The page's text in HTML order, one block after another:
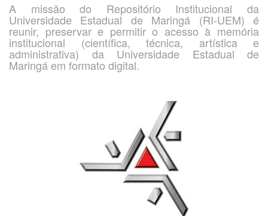
A missão do Repositório Institucional da
Universidade Estadual de Maringá (RI-UEM) é
reunir, preservar e permitir o acesso à memória
institucional (científica, técnica, artística e
administrativa) da Universidade Estadual de
Maringá em formato digital.